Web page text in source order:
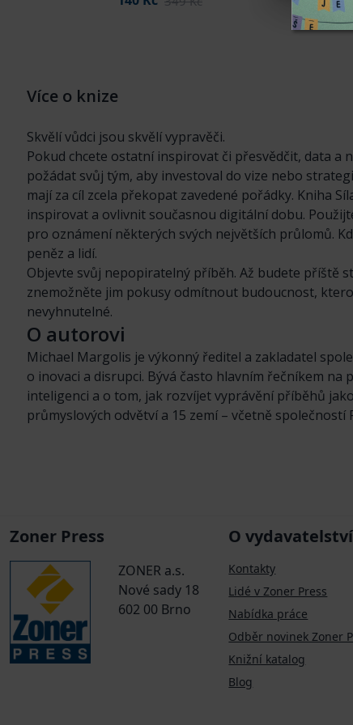
Více o knize
Skvělí vůdci jsou skvělí vypravěči.
Pokud chcete ostatní inspirovat či přesvědčit, data a
požádat svůj tým, aby investoval do vize nebo
mají za cíl zcela překopat zavedené pořádky. Kniha
inspirovat a ovlivnit současnou digitální dobu.
pro oznámení některých svých největších průlomů.
peněz a lidí.
Objevte svůj nepopiratelný příběh. Až budete příště
znemožněte jim pokusy odmítnout budoucnost,
nevyhnutelné.
O autorovi
Michael Margolis je výkonný ředitel a zakladatel
o inovaci a disrupci. Bývá často hlavním řečníkem
inteligenci a o tom, jak rozvíjet vyprávění příběhů
průmyslových odvětví a 15 zemí – včetně společností
Zoner Press
ZONER a.s.
Nové sady 18
602 00 Brno
O vydavatelství
Kontakty
Lidé v Zoner Press
Nabídka práce
Odběr novinek Zoner
Knižní katalog
Blog